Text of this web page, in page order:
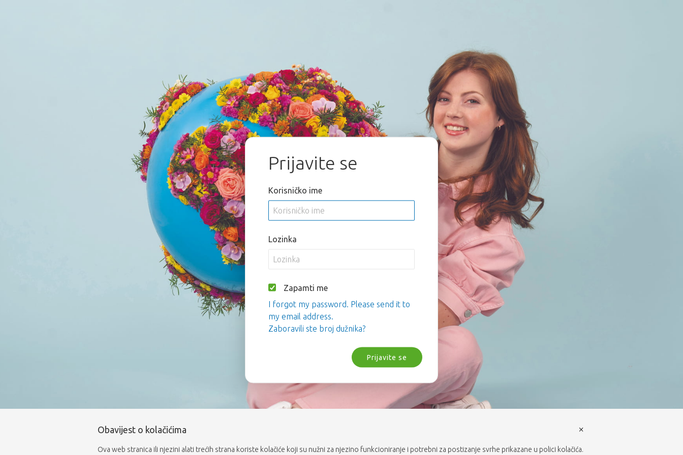
Prijavite se
Korisničko ime
Lozinka
Zapamti me
I forgot my password. Please send it to
my email address.
Zaboravili ste broj dužnika?
Prijavite se
Obavijest o kolačićima
Ova web stranica ili njezini alati trećih strana koriste kolačiće koji su nužni za njezino funkcioniranje i potrebni za postizanje svrhe prikazane u polici kolačića.
×